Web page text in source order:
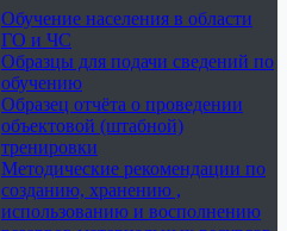
Обучение населения в области
ГО и ЧС
Образцы для подачи сведений по
обучению
Образец отчёта о проведении
объектовой (штабной)
тренировки
Методические рекомендации по
созданию, хранению ,
использованию и восполнению